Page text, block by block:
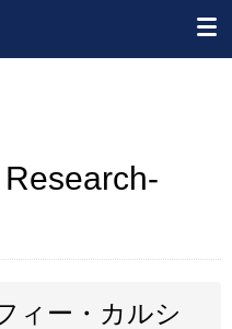
ィー・カルシ